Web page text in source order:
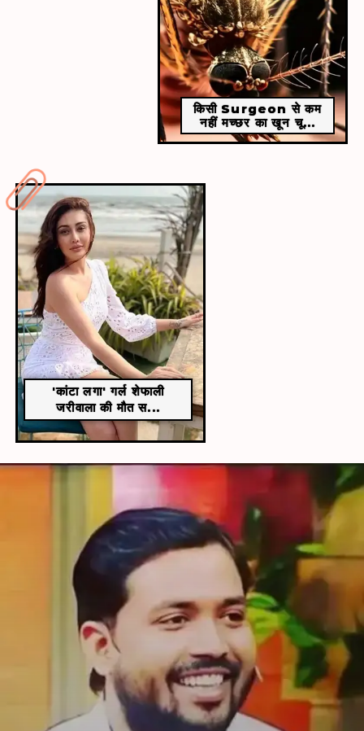
किसी Surgeon से कम
नहीं मच्‍छर का खून चू...
'कांटा लगा' गर्ल शेफाली
जरीवाला की मौत स...